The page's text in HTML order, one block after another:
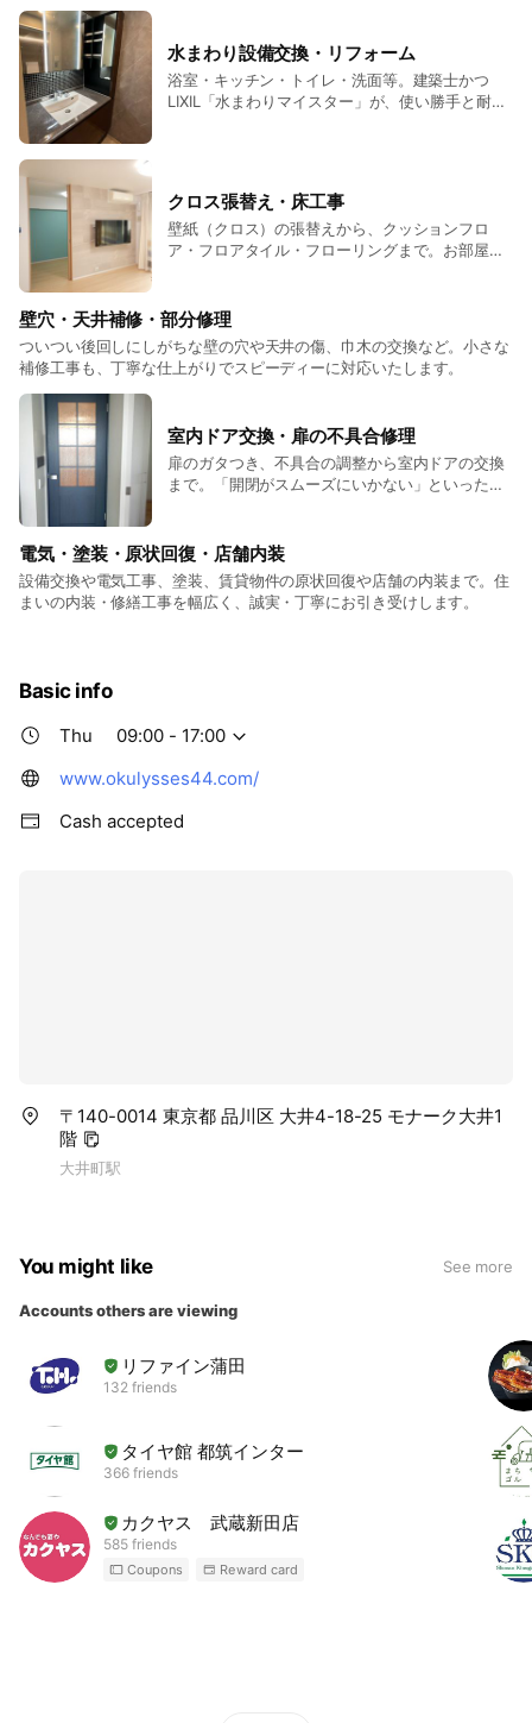
お住まいの不具合からリノベーションまで幅広く承りま
す。
まずはお気軽にトーク画面からご相談ください！
水まわり設備交換・リフォーム
浴室・キッチン・トイレ・洗面等。建築士かつ
LIXIL「水まわりマイスター」が、使い勝手と耐久
クロス張替え・床工事
壁紙（クロス）の張替えから、クッションフロ
ア・フロアタイル・フローリングまで。お部屋の
壁穴・天井補修・部分修理
ついつい後回しにしがちな壁の穴や天井の傷、巾木の交換など。小さな
補修工事も、丁寧な仕上がりでスピーディーに対応いたします。
室内ドア交換・扉の不具合修理
扉のガタつき、不具合の調整から室内ドアの交換
まで。「開閉がスムーズにいかない」といったス
電気・塗装・原状回復・店舗内装
設備交換や電気工事、塗装、賃貸物件の原状回復や店舗の内装まで。住
まいの内装・修繕工事を幅広く、誠実・丁寧にお引き受けします。
Basic info
Thu
09:00 - 17:00
www.okulysses44.com/
Cash accepted
〒140-0014 東京都 品川区 大井4-18-25 モナーク大井1
階
大井町駅
You might like See more
Accounts others are viewing
リファイン蒲田
132 friends
タイヤ館 都筑インター
366 friends
カクヤス 武蔵新田店
585 friends
Coupons Reward card